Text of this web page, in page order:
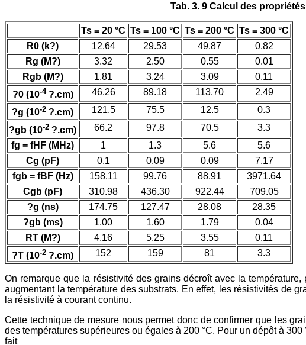
Tab. 3. 9 Calcul des
Ts = 20 °C Ts = 100 °C Ts = 200 °C Ts = 300 °C
R0 (k?)
12.64 29.53 49.87
0.82
Rg (M?)
3.32 2.50 0.55
0.01
Rgb (M?)
1.81 3.24 3.09
0.11
?0 (10-4?.cm) 46.26 89.18 113.70 2.49
?g (10-2 ?.cm) 121.5 75.5 12.5 0.3
?gb (10-2 ?.cm) 66.2 97.8 70.5
3.3
fg = fHF (MHz)
1 1.3 5.6
5.6
Cg (pF)
0.1 0.09 0.09
7.17
fgb = fBF (Hz)
158.11 99.76 88.91
3971.64
Cgb (pF)
310.98 436.30 922.44
709.05
?g (ns)
174.75 127.47 28.08
28.35
?gb (ms)
1.00 1.60 1.79
0.04
RT (M?)
4.16 5.25 3.55
0.11
?T (10-2 ?.cm) 152 159 81 3.3
On remarque que la résistivité des grains décroît avec la
augmentant la température des substrats. En effet, les résistivités de
la résistivité à courant continu.
Cette technique de mesure nous permet donc de confirmer que les
des températures supérieures ou égales à 200 °C. Pour un dépôt à
fait